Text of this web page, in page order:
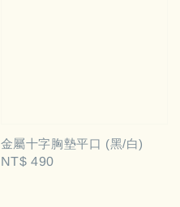
金屬十字胸墊平口 (黑/白)
Regular
NT$ 490